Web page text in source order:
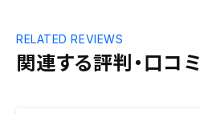
関連する評判・口コミ
RELATED REVIEWS